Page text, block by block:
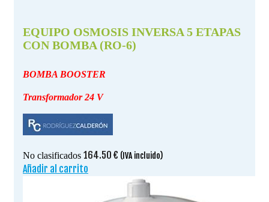
EQUIPO OSMOSIS INVERSA 5 ETAPAS
CON BOMBA (RO-6)
BOMBA BOOSTER
Transformador 24 V
No clasificados 164.50 € (IVA incluido)
Añadir al carrito